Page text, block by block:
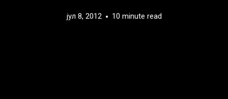
јул 8, 2012 10 minute read